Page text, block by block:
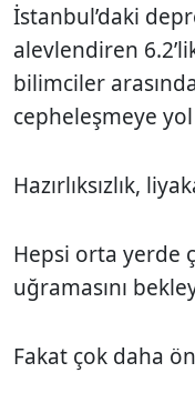
İstanbul’daki
alevlendiren
bilimciler
cepheleşmeye yol
Hazırlıksızlık,
Hepsi orta yerde
uğramasını
Fakat çok daha